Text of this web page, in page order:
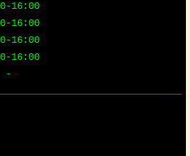
16:00
16:00
16:00